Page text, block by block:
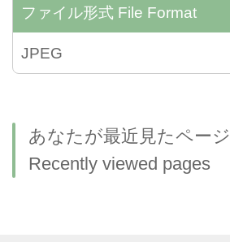
ファイル形式 File Format
JPEG
あなたが最近見たページ
Recently viewed pages